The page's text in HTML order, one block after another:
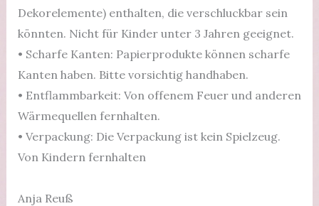
Dekorelemente) enthalten, die verschluckbar sein
könnten. Nicht für Kinder unter 3 Jahren geeignet.
• Scharfe Kanten: Papierprodukte können scharfe
Kanten haben. Bitte vorsichtig handhaben.
• Entflammbarkeit: Von offenem Feuer und anderen
Wärmequellen fernhalten.
• Verpackung: Die Verpackung ist kein Spielzeug.
Von Kindern fernhalten
Anja Reuß